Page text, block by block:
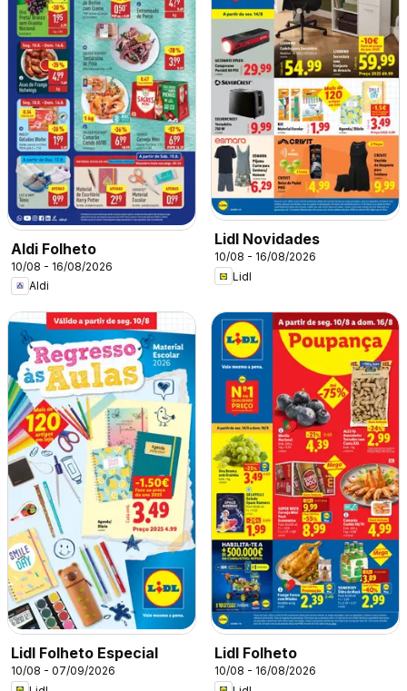
Aldi Folheto
10/08 - 16/08/2026
Aldi
Lidl Novidades
10/08 - 16/08/2026
Lidl
Lidl Folheto Especial
10/08 - 07/09/2026
Lidl Folheto
10/08 - 16/08/2026